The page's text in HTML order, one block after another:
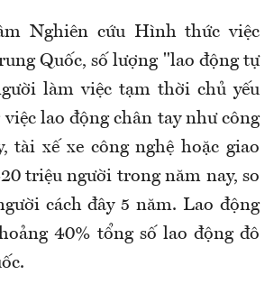
Nghiên cứu Hình thức việc
Quốc, số lượng "lao động tự
làm việc tạm thời chủ yếu
lao động chân tay như công
tài xế xe công nghệ hoặc giao
triệu người trong năm nay, so
cách đây 5 năm. Lao động
40% tổng số lao động đô